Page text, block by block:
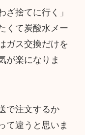
ざ捨てに行く」
くて炭酸水メー
ガス交換だけを
が楽になりま
で注文するか
て違うと思いま